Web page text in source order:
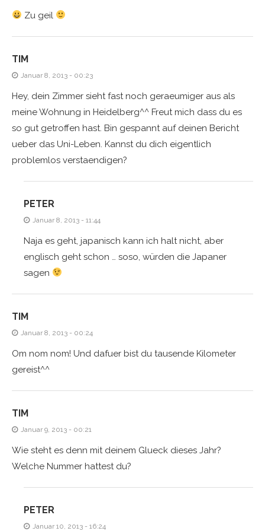
Zu geil
TIM
Januar 8, 2013 - 00:23
Hey, dein Zimmer sieht fast noch geraeumiger aus als
meine Wohnung in Heidelberg^^ Freut mich dass du es
so gut getroffen hast. Bin gespannt auf deinen Bericht
ueber das Uni-Leben. Kannst du dich eigentlich
problemlos verstaendigen?
PETER
Januar 8, 2013 - 11:44
Naja es geht, japanisch kann ich halt nicht, aber
englisch geht schon … soso, würden die Japaner
sagen
TIM
Januar 8, 2013 - 00:24
Om nom nom! Und dafuer bist du tausende Kilometer
gereist^^
TIM
Januar 9, 2013 - 00:21
Wie steht es denn mit deinem Glueck dieses Jahr?
Welche Nummer hattest du?
PETER
Januar 10, 2013 - 16:24